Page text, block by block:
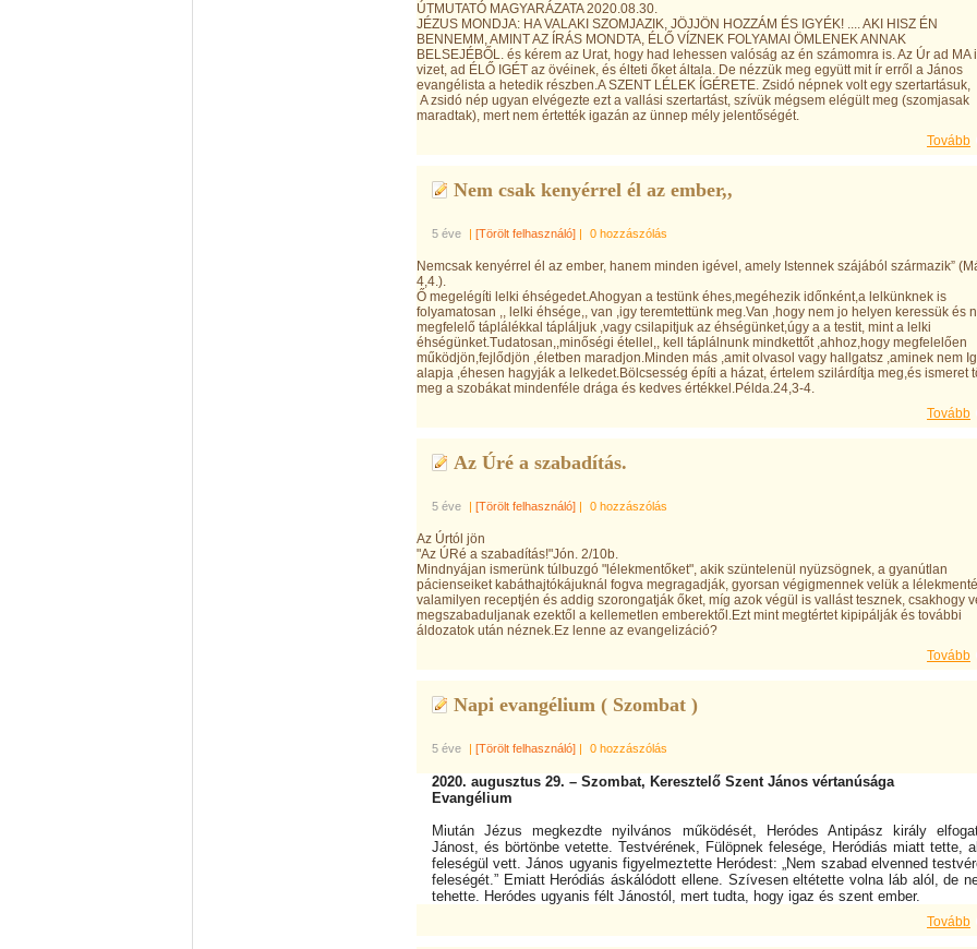
ÚTMUTATÓ MAGYARÁZATA 2020.08.30.
JÉZUS MONDJA: HA VALAKI SZOMJAZIK, JÖJJÖN HOZZÁM ÉS IGYÉK! .... AKI HISZ ÉN
BENNEMM, AMINT AZ ÍRÁS MONDTA, ÉLŐ VÍZNEK FOLYAMAI ÖMLENEK ANNAK
BELSEJÉBŐL. és kérem az Urat, hogy had lehessen valóság az én számomra is. Az Úr ad MA
vizet, ad ÉLŐ IGÉT az övéinek, és élteti őket általa. De nézzük meg együtt mit ír erről a János
evangélista a hetedik részben.A SZENT LÉLEK ÍGÉRETE. Zsidó népnek volt egy
A zsidó nép ugyan elvégezte ezt a vallási szertartást, szívük mégsem elégült meg (szomjasak
maradtak), mert nem értették igazán az ünnep mély jelentőségét.
Tovább
Nem csak kenyérrel él az ember,,
5 éve | [Törölt felhasználó] | 0 hozzászólás
Nemcsak kenyérrel él az ember, hanem minden igével, amely Istennek szájából származik”
4,4.).
Ő megelégíti lelki éhségedet.Ahogyan a testünk éhes,megéhezik időnként,a lelkünknek is
folyamatosan ,, lelki éhsége,, van ,igy teremtettünk meg.Van ,hogy nem jo helyen keressük és
megfelelő táplálékkal tápláljuk ,vagy csilapitjuk az éhségünket,úgy a a testit, mint a lelki
éhségünket.Tudatosan,,minőségi étellel,, kell táplálnunk mindkettőt ,ahhoz,hogy megfelelően
működjön,fejlődjön ,életben maradjon.Minden más ,amit olvasol vagy hallgatsz ,aminek nem
alapja ,éhesen hagyják a lelkedet.Bölcsesség építi a házat, értelem szilárdítja meg,és ismeret
meg a szobákat mindenféle drága és kedves értékkel.Példa.24,3-4.
Tovább
Az Úré a szabadítás.
5 éve | [Törölt felhasználó] | 0 hozzászólás
Az Úrtól jön
"Az ÚRé a szabadítás!"Jón. 2/10b.
Mindnyájan ismerünk túlbuzgó "lélekmentőket", akik szüntelenül nyüzsögnek, a gyanútlan
pácienseiket kabáthajtókájuknál fogva megragadják, gyorsan végigmennek velük a
valamilyen receptjén és addig szorongatják őket, míg azok végül is vallást tesznek, csakhogy
megszabaduljanak ezektől a kellemetlen emberektől.Ezt mint megtértet kipipálják és további
áldozatok után néznek.Ez lenne az evangelizáció?
Tovább
Napi evangélium ( Szombat )
5 éve | [Törölt felhasználó] | 0 hozzászólás
2020. augusztus 29. – Szombat, Keresztelő Szent János vértanúsága
Evangélium
Miután Jézus megkezdte nyilvános működését, Heródes Antipász király
Jánost, és börtönbe vetette. Testvérének, Fülöpnek felesége, Heródiás miatt tette,
feleségül vett. János ugyanis figyelmeztette Heródest: „Nem szabad elvenned
feleségét.” Emiatt Heródiás áskálódott ellene. Szívesen eltétette volna láb alól, de
tehette. Heródes ugyanis félt Jánostól, mert tudta, hogy igaz és szent ember.
Tovább